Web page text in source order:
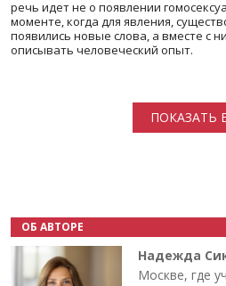
речь идет не о появлении
моменте, когда для явления,
появились новые слова, а вместе с
описывать человеческий опыт.
ПОКАЗАТЬ
ОБ АВТОРЕ
Надежда
Москве, где